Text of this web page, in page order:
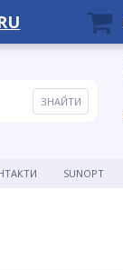
SUNOPT